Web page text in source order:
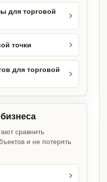
для торговой
точки
для торговой
сравнить
и не потерять